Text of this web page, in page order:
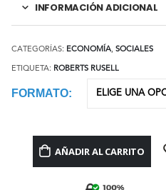
INFORMACIÓN ADICIONAL
CATEGORÍAS: ECONOMÍA, SOCIALES
ETIQUETA: ROBERTS RUSELL
FORMATO
AÑADIR AL CARRITO